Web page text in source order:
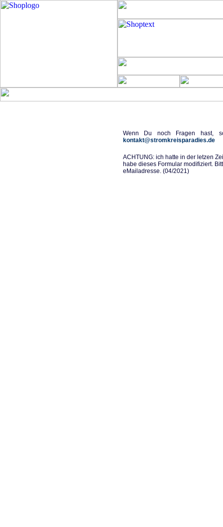
Wenn Du noch Fragen hast,
kontakt@stromkreisparadies.de
ACHTUNG: ich hatte in der letzen
habe dieses Formular modifiziert.
eMailadresse. (04/2021)